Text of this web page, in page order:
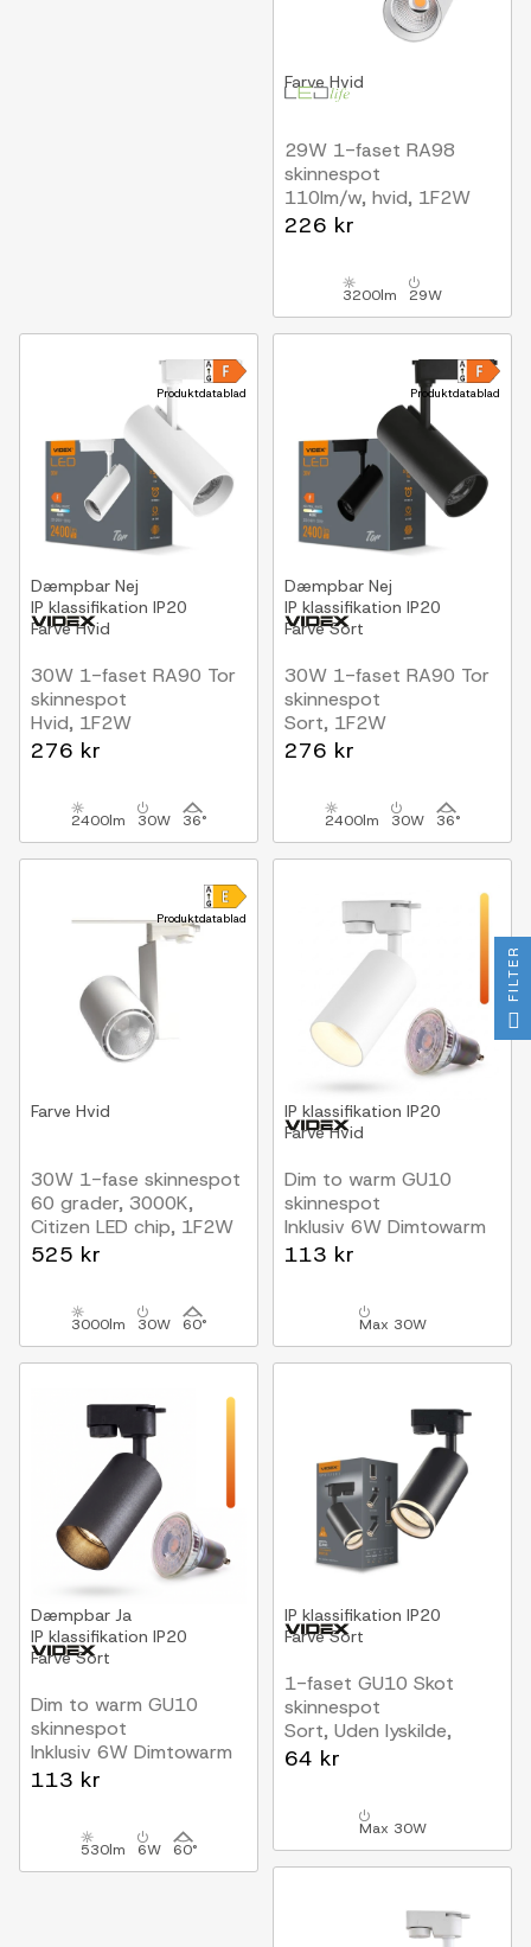
FarveHvid
29W 1-faset RA98
skinnespot
110lm/w, hvid, 1F2W
226 kr
3200lm 29W
Produktdatablad
Dæmpbar Nej
IP klassifikation IP20
FarveHvid
30W 1-faset RA90 Tor
skinnespot
Hvid, 1F2W
276 kr
2400lm 30W 36°
Produktdatablad
Dæmpbar Nej
IP klassifikation IP20
FarveSort
30W 1-faset RA90 Tor
skinnespot
Sort, 1F2W
276 kr
2400lm 30W 36°
Produktdatablad
Farve Hvid
30W 1-fase skinnespot
60 grader, 3000K,
Citizen LED chip, 1F2W
525 kr
3000lm 30W 60°
IP klassifikation IP20
FarveHvid
Dim to warm GU10
skinnespot
Inklusiv 6W Dimtowarm
pære, Hvid, 1-faset,
113 kr
Max 30W
Dæmpbar Ja
IP klassifikation IP20
FarveSort
Dim to warm GU10
skinnespot
Inklusiv 6W Dimtowarm
pære, Sort, 1-faset,
113 kr
530lm 6W 60°
IP klassifikation IP20
FarveSort
1-faset GU10 Skot
skinnespot
Sort, Uden lyskilde,
1F2W
64 kr
Max 30W
FILTER